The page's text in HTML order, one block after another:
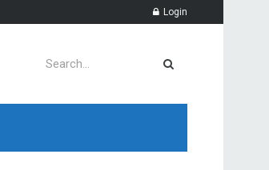
Login